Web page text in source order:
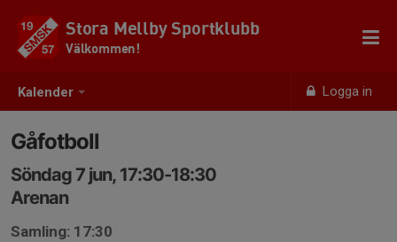
Kalender Logga in
Stora Mellby Sportklubb
Välkommen!
Gåfotboll
Söndag 7 jun, 17:30-18:30
Arenan
Samling: 17:30